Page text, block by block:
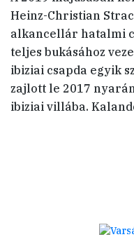
Heinz-Christian
alkancellár hatalmi
teljes bukásához
ibiziai csapda egyik
zajlott le 2017
ibiziai villába.